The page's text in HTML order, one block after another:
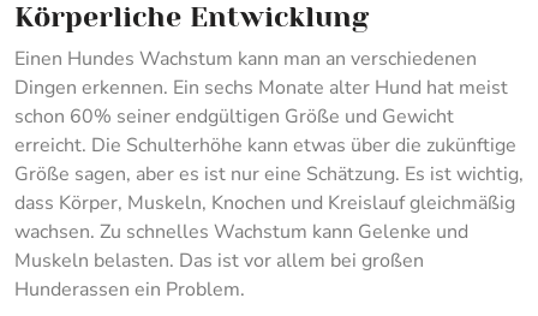
Körperliche Entwicklung
Einen Hundes Wachstum kann man an verschiedenen
Dingen erkennen. Ein sechs Monate alter Hund hat meist
schon 60% seiner endgültigen Größe und Gewicht
erreicht. Die Schulterhöhe kann etwas über die zukünftige
Größe sagen, aber es ist nur eine Schätzung. Es ist wichtig,
dass Körper, Muskeln, Knochen und Kreislauf gleichmäßig
wachsen. Zu schnelles Wachstum kann Gelenke und
Muskeln belasten. Das ist vor allem bei großen
Hunderassen ein Problem.